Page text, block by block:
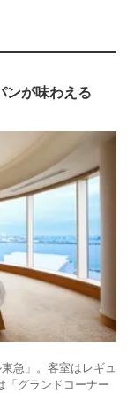
ンが味わえる
急」。客室はレギュ
「グランドコーナー